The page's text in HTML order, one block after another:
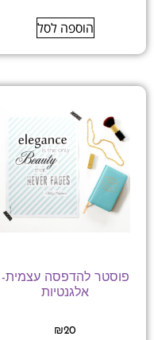
הוספה לסל
פוסטר להדפסה עצמית-
אלגנטיות
₪20